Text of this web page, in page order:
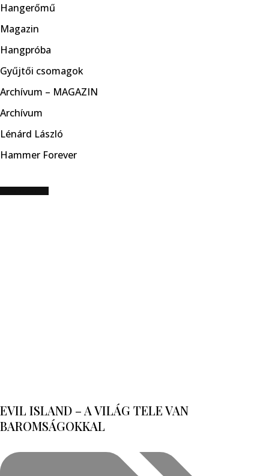
Hangerőmű
Magazin
Hangpróba
Gyűjtői csomagok
Archívum – MAGAZIN
Archívum
Lénárd László
Hammer Forever
EVIL ISLAND – A VILÁG TELE VAN
BAROMSÁGOKKAL